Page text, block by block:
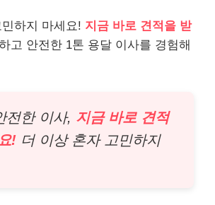
하지 마세요! 지금 바로 견적을 받
고 안전한 1톤 용달 이사를 경험해
전한 이사, 지금 바로 견적
! 더 이상 혼자 고민하지